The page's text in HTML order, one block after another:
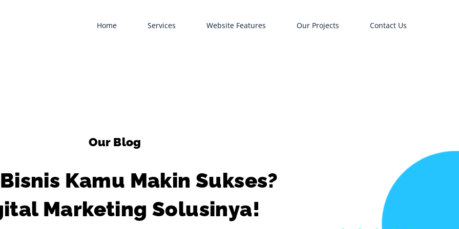
Home Services Website Features Our Projects Contact Us
Our Blog
Kamu Makin Sukses?
Marketing Solusinya!